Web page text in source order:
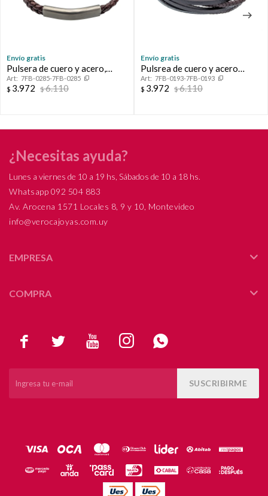
Envío gratis
Pulsera de cuero y acero,
FRANK.
7FB-0285-7FB-0285
$ 3.972 $6.110
Envío gratis
Pulsrea de cuero y acero
quirúrgico, FRANK.
7FB-0193-7FB-0193
$ 3.972 $6.110
    
SUSCRIBIRME
¿Necesitas ayuda?
Lunes a viernes de 10 a 19 hs, Sábados de 10 a 18 hs.
Whatsapp 092 504 883
Av. Arocena 1571 Locales 8, 9 y 10, Montevideo
info@verocajoyas.com.uy
EMPRESA
COMPRA